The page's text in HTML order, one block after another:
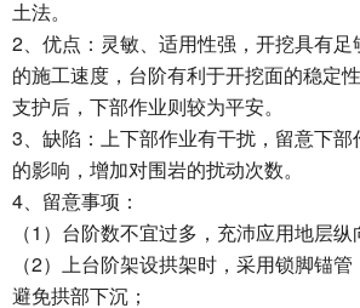
土法。
2 、优点：灵敏、适用性强，开挖具有
的施工速度，台阶有利于开挖面的稳定
支护后，下部作业则较为平安。
3 、缺陷：上下部作业有干扰，留意下
的影响，增加对围岩的扰动次数。
4 、留意事项：
（1 ）台阶数不宜过多，充沛应用地层纵
（2）上台阶架设拱架时，采用锁脚锚管
避免拱部下沉；